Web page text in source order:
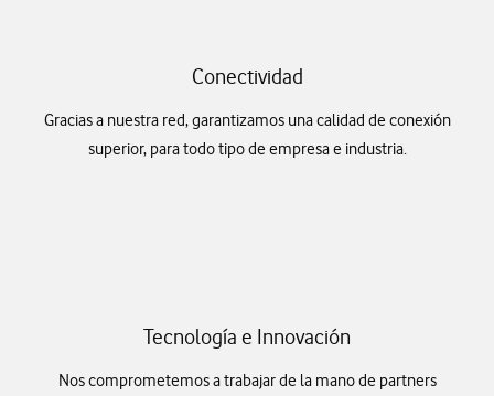
Conectividad
Gracias a nuestra red, garantizamos una calidad de conexión
superior, para todo tipo de empresa e industria.
Tecnología e Innovación
Nos comprometemos a trabajar de la mano de partners